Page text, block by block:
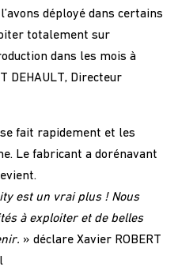
déployé dans certains
totalement sur
dans les mois à
DEHAULT, Directeur
fait rapidement et les
Le fabricant a dorénavant
est un vrai plus ! Nous
à exploiter et de belles
» déclare Xavier ROBERT